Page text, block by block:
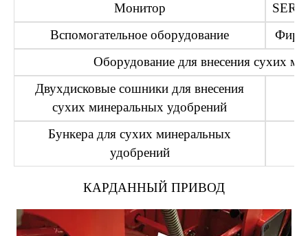
Монитор
Вспомогательное оборудование
Оборудование для внесения сухих
Двухдисковые сошники для внесения
сухих минеральных удобрений
Бункера для сухих минеральных
удобрений
КАРДАННЫЙ ПРИВОД